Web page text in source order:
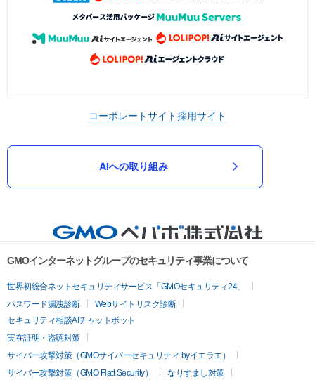
コーポレートサイト採用サイト
AIへの取り組み
GMOインターネットグループのセキュリティ事業について
世界初総合ネットセキュリティサービス「GMOセキュリティ24」
パスワード漏洩診断
Webサイトリスク診断
セキュリティ相談AIチャットボット
実在証明・盗聴対策
サイバー攻撃対策（GMOサイバーセキュリティ byイエラエ）
サイバー攻撃対策（GMO Flatt Security）
なりすまし対策